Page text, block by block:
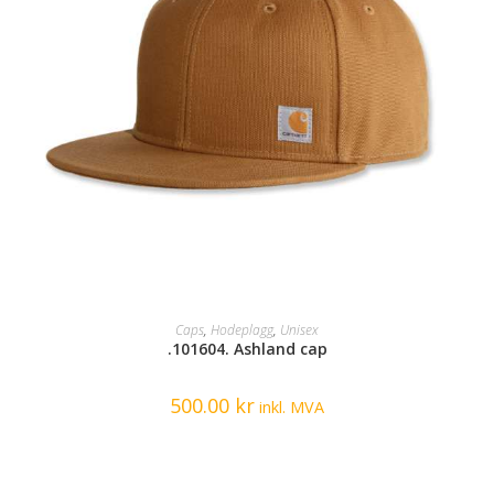
SELECT OPTIONS
Caps, Hodeplagg, Unisex
.101604. Ashland cap
500.00 kr inkl. MVA